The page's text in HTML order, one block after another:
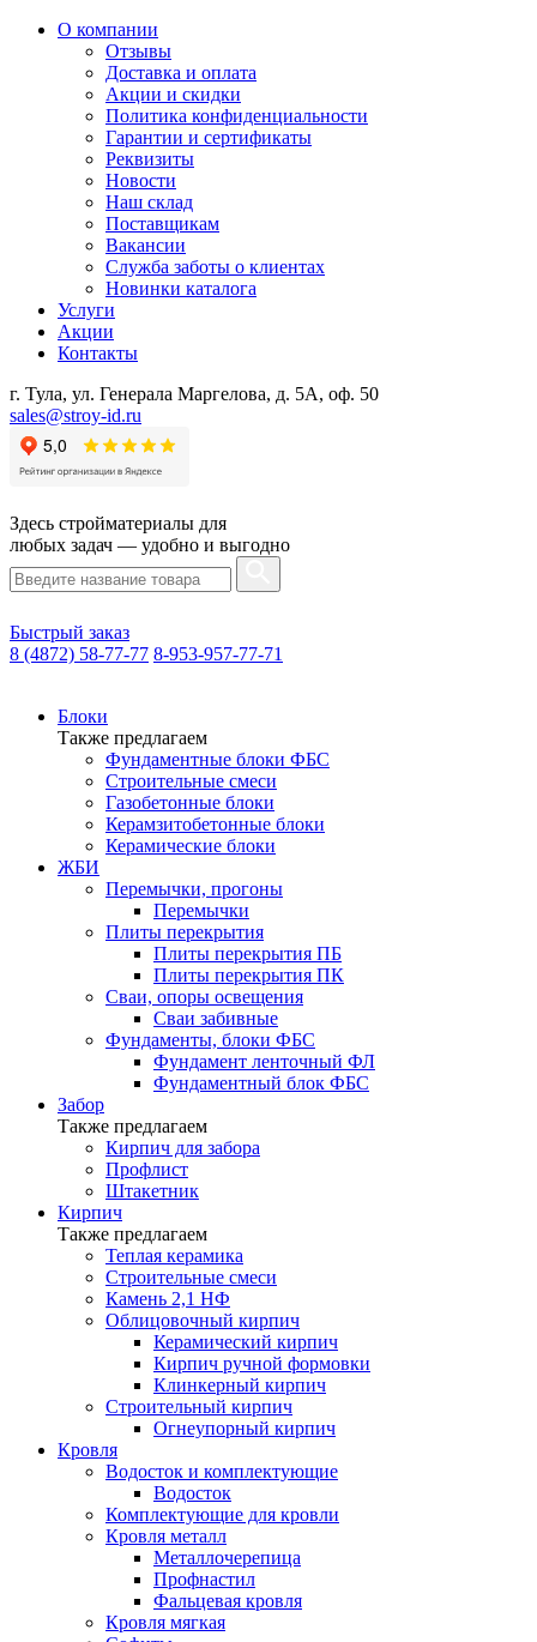
О компании
Отзывы
Доставка и оплата
Акции и скидки
Политика конфиденциальности
Гарантии и сертификаты
Реквизиты
Новости
Наш склад
Поставщикам
Вакансии
Служба заботы о клиентах
Новинки каталога
Услуги
Акции
Контакты
г. Тула, ул. Генерала Маргелова, д. 5А, оф. 50
sales@stroy-id.ru
Здесь стройматериалы для
любых задач — удобно и выгодно
Быстрый заказ
8 (4872) 58-77-77 8-953-957-77-71
Блоки
Также предлагаем
Фундаментные блоки ФБС
Строительные смеси
Газобетонные блоки
Керамзитобетонные блоки
Керамические блоки
ЖБИ
Перемычки, прогоны
Перемычки
Плиты перекрытия
Плиты перекрытия ПБ
Плиты перекрытия ПК
Сваи, опоры освещения
Сваи забивные
Фундаменты, блоки ФБС
Фундамент ленточный ФЛ
Фундаментный блок ФБС
Забор
Также предлагаем
Кирпич для забора
Профлист
Штакетник
Кирпич
Также предлагаем
Теплая керамика
Строительные смеси
Камень 2,1 НФ
Облицовочный кирпич
Керамический кирпич
Кирпич ручной формовки
Клинкерный кирпич
Строительный кирпич
Огнеупорный кирпич
Кровля
Водосток и комплектующие
Водосток
Комплектующие для кровли
Кровля металл
Металлочерепица
Профнастил
Фальцевая кровля
Кровля мягкая